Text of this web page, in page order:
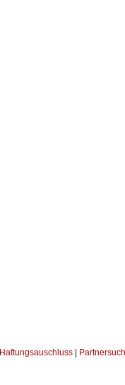
Haftungsauschluss